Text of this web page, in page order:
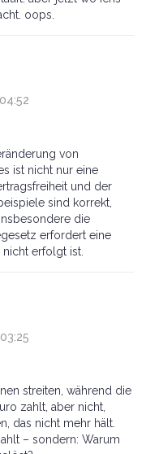
oops.
von
ist nicht nur eine
und der
sind korrekt,
die
erfordert eine
erfolgt ist.
streiten, während die
zahlt, aber nicht,
das nicht mehr hält.
– sondern: Warum